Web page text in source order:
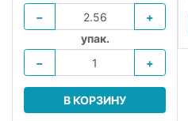
−
+
упак.
−
+
В КОРЗИНУ